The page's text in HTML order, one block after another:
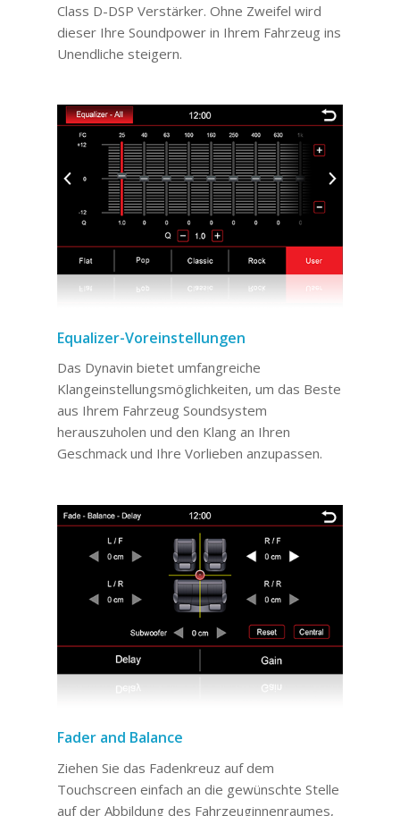
Class D-DSP Verstärker. Ohne Zweifel wird
dieser Ihre Soundpower in Ihrem Fahrzeug ins
Unendliche steigern.
Equalizer-Voreinstellungen
Das Dynavin bietet umfangreiche
Klangeinstellungsmöglichkeiten, um das Beste
aus Ihrem Fahrzeug Soundsystem
herauszuholen und den Klang an Ihren
Geschmack und Ihre Vorlieben anzupassen.
Fader and Balance
Ziehen Sie das Fadenkreuz auf dem
Touchscreen einfach an die gewünschte Stelle
auf der Abbildung des Fahrzeuginnenraumes,